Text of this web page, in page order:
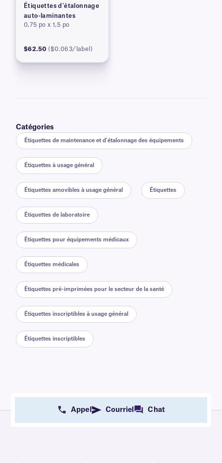
Étiquettes d'étalonnage
auto-laminantes
0,75 po x 1,5 po
$62.50 ($0.063/label)
Catégories
Étiquettes de maintenance et d'étalonnage des équipements
Étiquettes à usage général
Étiquettes amovibles à usage général Étiquettes
Étiquettes de laboratoire
Étiquettes pour équipements médicaux
Étiquettes médicales
Étiquettes pré-imprimées pour le secteur de la santé
Étiquettes inscriptibles à usage général
Étiquettes inscriptibles
Appel Courriel Chat